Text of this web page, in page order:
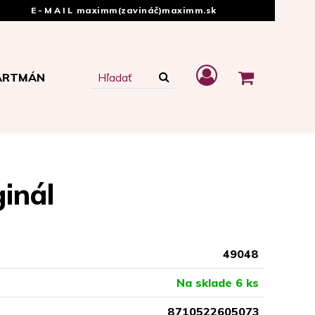
E-MAIL maximm(zavináč)maximm.sk
49048
Na sklade 6 ks
8710522605073